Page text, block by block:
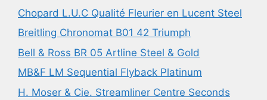
Chopard L.U.C Qualité Fleurier en Lucent Steel
Breitling Chronomat B01 42 Triumph
Bell & Ross BR 05 Artline Steel & Gold
MB&F LM Sequential Flyback Platinum
H. Moser & Cie. Streamliner Centre Seconds